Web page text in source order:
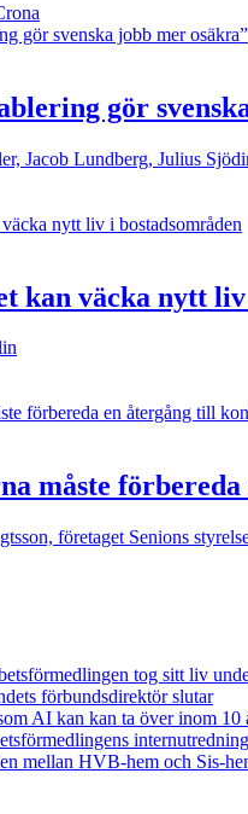
gör
Jacob Lundberg, Julius
kan väcka nytt
måste
företaget Senions
tog sitt liv
förbundsdirektör slutar
AI kan kan ta över inom 10
mellan HVB-hem och Sis-